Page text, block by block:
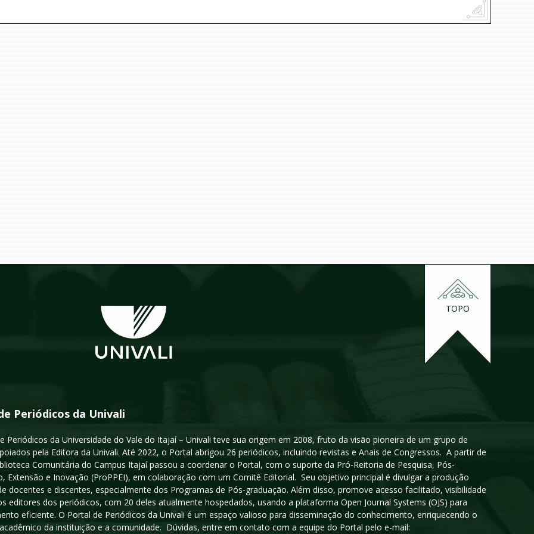
TOPO
Periódicos da Univali
Periódicos da Universidade do Vale do Itajaí – Univali teve sua origem em 2008, fruto da visão pioneira de um grupo de
pela Editora da Univali. Até 2022, o Portal abrigou 26 periódicos, incluindo revistas e Anais de Congressos. A partir de
Comunitária do Campus Itajaí passou a coordenar o Portal, com o suporte da Pró-Reitoria de Pesquisa, Pós-
Extensão e Inovação (ProPPEI), em colaboração com um Comitê Editorial. Seu objetivo principal é divulgar a produção
docentes e discentes, especialmente dos Programas de Pós-graduação. Além disso, promove acesso facilitado, visibilidade
editores dos periódicos, com 20 deles atualmente hospedados, usando a plataforma Open Journal Systems (OJS) para
eficiente. O Portal de Periódicos da Univali é um espaço valioso para disseminação do conhecimento, enriquecendo o
da instituição e a comunidade. Dúvidas, entre em contato com a equipe do Portal pelo e-mail: